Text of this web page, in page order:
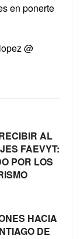
en ponerte
@
AL
FAEVYT:
POR LOS
HACIA
DE